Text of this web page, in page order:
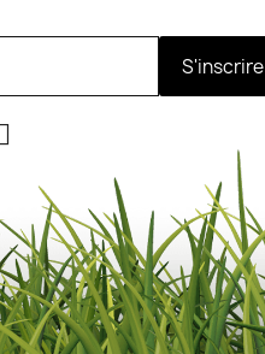
S'inscrire